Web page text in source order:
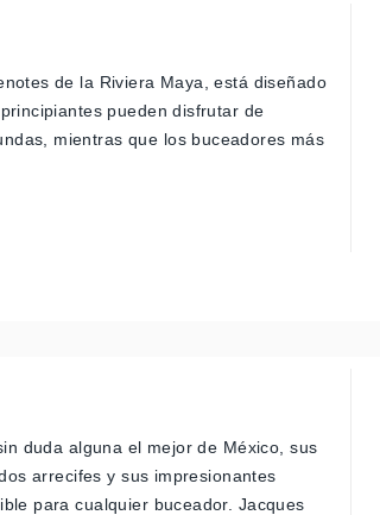
de la Riviera Maya, está diseñado
pueden disfrutar de
mientras que los buceadores más
duda alguna el mejor de México, sus
arrecifes y sus impresionantes
para cualquier buceador. Jacques